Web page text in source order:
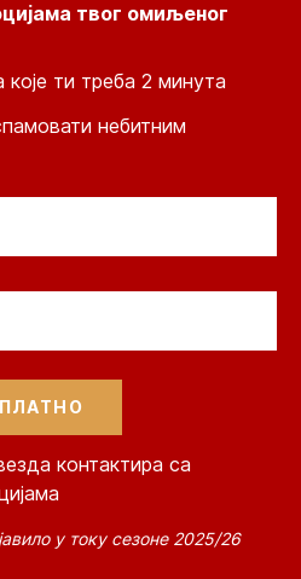
твог омиљеног
које ти треба 2 минута
небитним
контактира са
у току сезоне 2025/26